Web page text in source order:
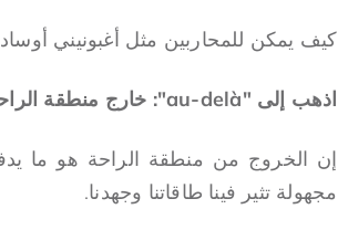
كيف يمكن للمحاربين مثل أغبونيني
اذهب إلى "au-delà": خارج منطقة الراحة الخاصة بك
إن الخروج من منطقة الراحة هو ما
مجهولة تثير فينا طاقاتنا وجهدنا.